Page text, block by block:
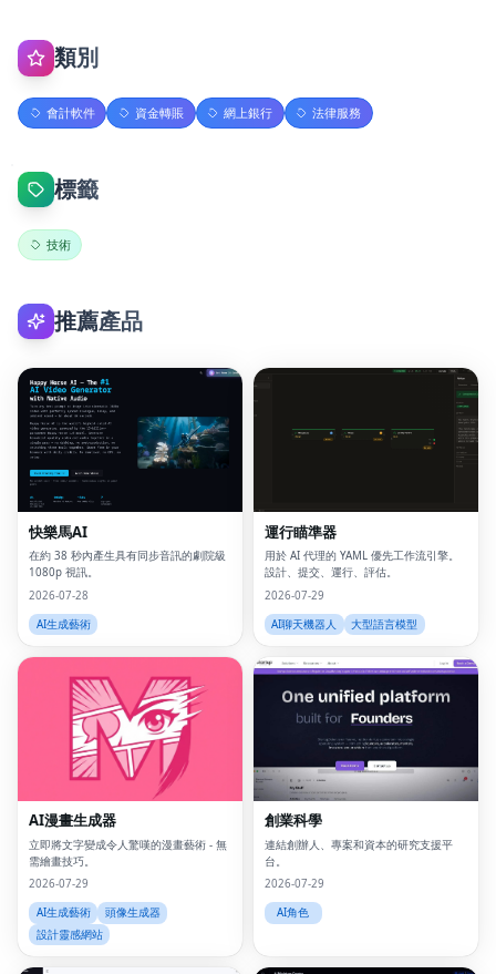
類別
會計軟件 資金轉賬 網上銀行 法律服務
標籤
技術
推薦產品
快樂馬AI
在約 38 秒內產生具有同步音訊的劇院級
1080p 視訊。
2026-07-28
AI生成藝術
運行瞄準器
用於 AI 代理的 YAML 優先工作流引擎。
設計、提交、運行、評估。
2026-07-29
AI聊天機器人
大型語言模型
AI漫畫生成器
立即將文字變成令人驚嘆的漫畫藝術 - 無
需繪畫技巧。
2026-07-29
AI生成藝術
頭像生成器
設計靈感網站
創業科學
連結創辦人、專案和資本的研究支援平
台。
2026-07-29
AI角色